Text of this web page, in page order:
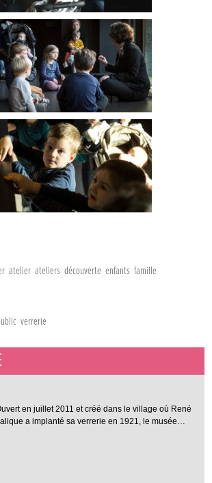
atelier ateliers découverte enfants famille
verrerie
en juillet 2011 et créé dans le village où René
a implanté sa verrerie en 1921, le musée…